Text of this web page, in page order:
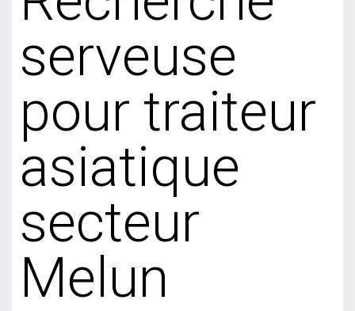
serveuse
pour traiteur
asiatique
secteur
Melun